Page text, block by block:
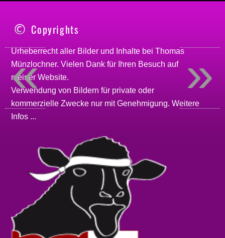
Copyrights
Urheberrecht aller Bilder und Inhalte beiThomas
Münzlochner. Vielen Dank für Ihren Besuch auf
meinerWebsite.
Verwendung von Bildern für private oder
kommerzielle Zwecke nur mit Genehmigung.Weitere
Infos ...
»
«